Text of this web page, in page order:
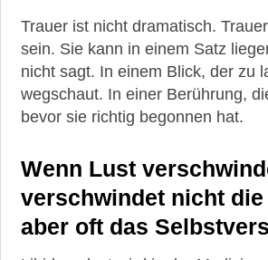
Trauer ist nicht dramatisch.
sein. Sie kann in einem Satz
nicht sagt. In einem Blick, der zu
wegschaut. In einer Berührung,
bevor sie richtig begonnen hat.
Wenn Lust
verschwindet nicht die
aber oft das